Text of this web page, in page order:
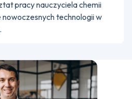
pracy nauczyciela chemii
technologii w